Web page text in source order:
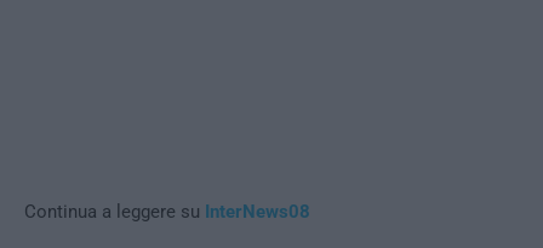
Continua a leggere su InterNews08